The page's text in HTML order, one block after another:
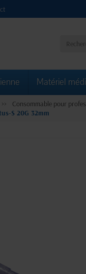
Matériel
Consommable pour
S 20G 32mm